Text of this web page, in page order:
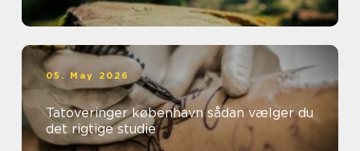
05. May 2026
Tatoveringer københavn sådan vælger du
det rigtige studie